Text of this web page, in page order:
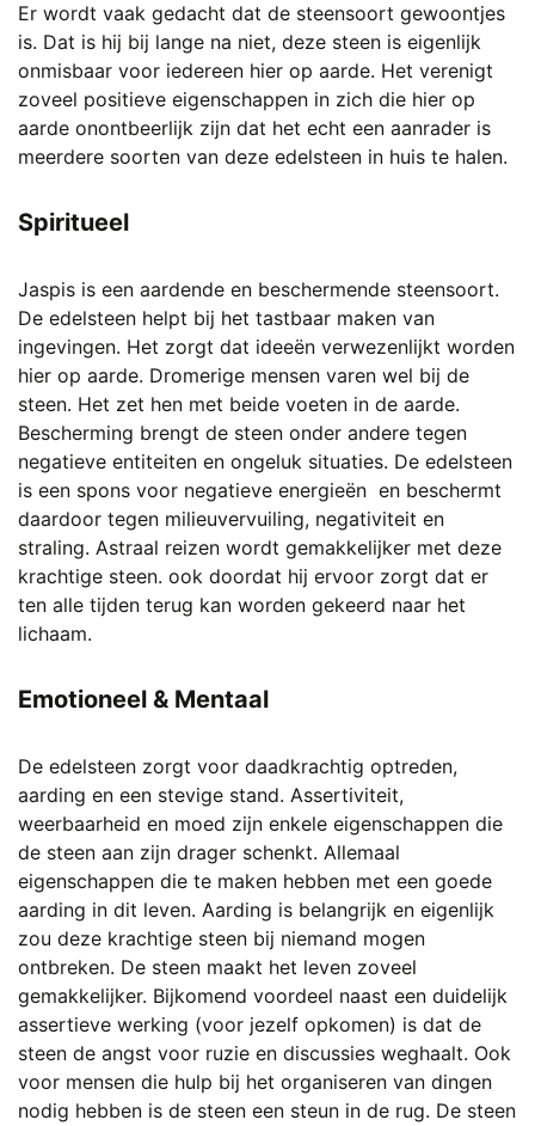
Er wordt vaak gedacht dat de steensoort gewoontjes
is. Dat is hij bij lange na niet, deze steen is eigenlijk
onmisbaar voor iedereen hier op aarde. Het verenigt
zoveel positieve eigenschappen in zich die hier op
aarde onontbeerlijk zijn dat het echt een aanrader is
meerdere soorten van deze edelsteen in huis te halen.
Spiritueel
Jaspis is een aardende en beschermende steensoort.
De edelsteen helpt bij het tastbaar maken van
ingevingen. Het zorgt dat ideeën verwezenlijkt worden
hier op aarde. Dromerige mensen varen wel bij de
steen. Het zet hen met beide voeten in de aarde.
Bescherming brengt de steen onder andere tegen
negatieve entiteiten en ongeluk situaties. De edelsteen
is een spons voor negatieve energieën en beschermt
daardoor tegen milieuvervuiling, negativiteit en
straling. Astraal reizen wordt gemakkelijker met deze
krachtige steen. ook doordat hij ervoor zorgt dat er
ten alle tijden terug kan worden gekeerd naar het
lichaam.
Emotioneel & Mentaal
De edelsteen zorgt voor daadkrachtig optreden,
aarding en een stevige stand. Assertiviteit,
weerbaarheid en moed zijn enkele eigenschappen die
de steen aan zijn drager schenkt. Allemaal
eigenschappen die te maken hebben met een goede
aarding in dit leven. Aarding is belangrijk en eigenlijk
zou deze krachtige steen bij niemand mogen
ontbreken. De steen maakt het leven zoveel
gemakkelijker. Bijkomend voordeel naast een duidelijk
assertieve werking (voor jezelf opkomen) is dat de
steen de angst voor ruzie en discussies weghaalt. Ook
voor mensen die hulp bij het organiseren van dingen
nodig hebben is de steen een steun in de rug. De steen